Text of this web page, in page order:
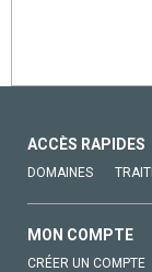
ACCÈS RAPIDES
DOMAINES
MON COMPTE
CRÉER UN COMPTE